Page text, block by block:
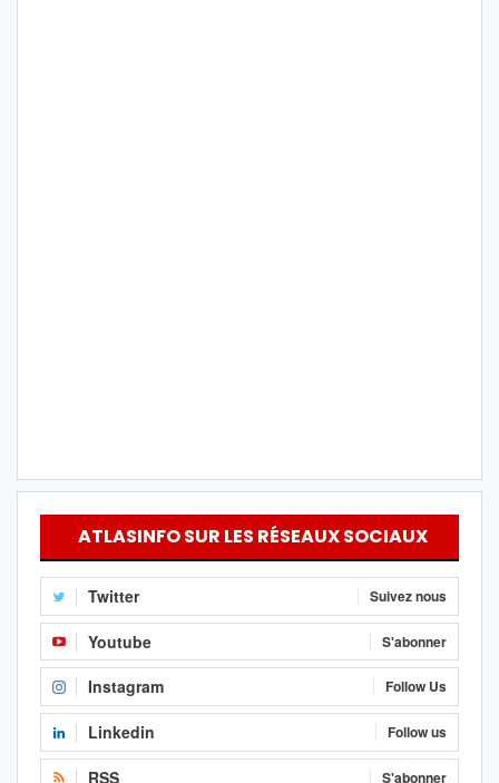
ATLASINFO SUR LES RÉSEAUX SOCIAUX
Twitter Suivez nous
Youtube S'abonner
Instagram Follow Us
Linkedin Follow us
RSS S'abonner